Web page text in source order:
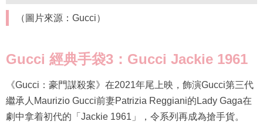
（圖片來源：Gucci）
Gucci 經典手袋3：Gucci Jackie 1961
《Gucci：豪門謀殺案》在2021年尾上映，飾演Gucci第三代
繼承人Maurizio Gucci前妻Patrizia Reggiani的Lady Gaga在
劇中拿着初代的「Jackie 1961」，令系列再成為搶手貨。